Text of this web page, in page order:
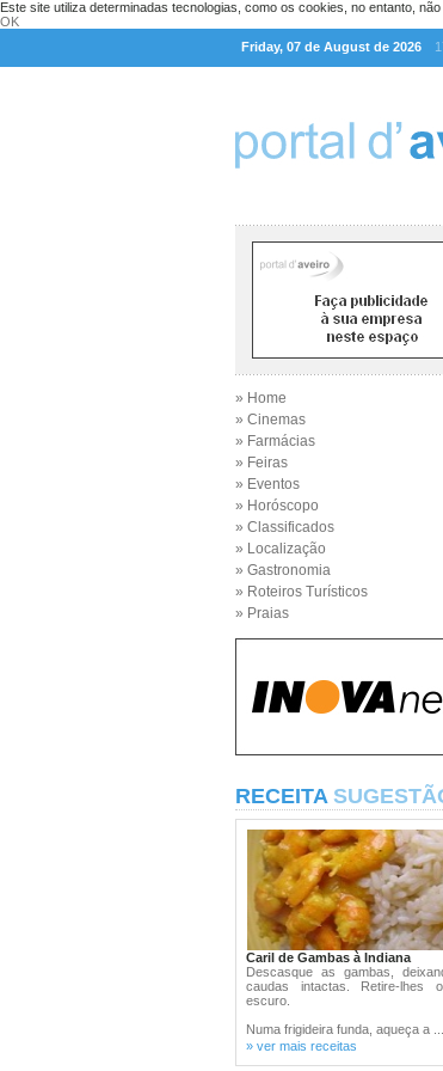
Este site utiliza determinadas tecnologias, como os cookies, no entanto,
OK
Friday, 07 de August de 2026
» Home
» Cinemas
» Farmácias
» Feiras
» Eventos
» Horóscopo
» Classificados
» Localização
» Gastronomia
» Roteiros Turísticos
» Praias
RECEITA
Caril de Gambas à Indiana
Descasque as gambas,
caudas intactas. Retire-lhes
escuro.
Numa frigideira funda, aqueça a ...
» ver mais receitas